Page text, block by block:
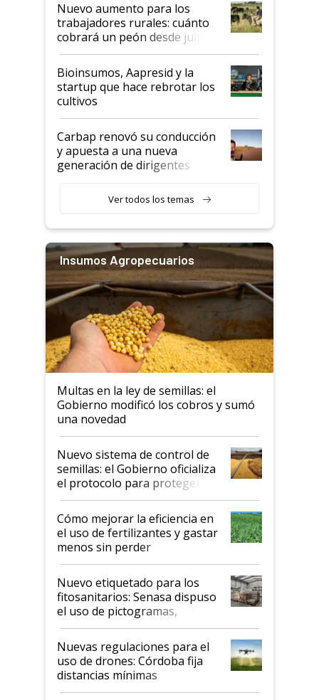
Nuevo aumento para los
trabajadores rurales: cuánto
cobrará un peón desde julio
Bioinsumos, Aapresid y la
startup que hace rebrotar los
cultivos
Carbap renovó su conducción
y apuesta a una nueva
generación de dirigentes
Ver todos los temas
Insumos Agropecuarios
Multas en la ley de semillas: el
Gobierno modificó los cobros y sumó
una novedad
Nuevo sistema de control de
semillas: el Gobierno oficializa
el protocolo para proteger la
propiedad intelectual
Cómo mejorar la eficiencia en
el uso de fertilizantes y gastar
menos sin perder
productividad en la campaña
fina
Nuevo etiquetado para los
fitosanitarios: Senasa dispuso
el uso de pictogramas,
palabras de advertencia e
indicaciones
Nuevas regulaciones para el
uso de drones: Córdoba fija
distancias mínimas